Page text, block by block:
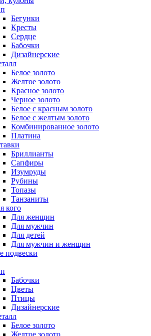
Бегунки
Кресты
Сердце
Бабочки
Дизайнерские
Белое золото
Желтое золото
Красное золото
Черное золото
Белое с красным золото
Белое с желтым золото
Комбинированное золото
Платина
Бриллианты
Сапфиры
Изумруды
Рубины
Топазы
Танзаниты
кого
Для женщин
Для мужчин
Для детей
Для мужчин и женщин
подвески
Бабочки
Цветы
Птицы
Дизайнерские
Белое золото
Желтое золото